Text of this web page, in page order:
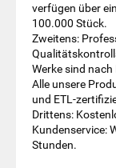
verfügen über
100.000 Stück.
Zweitens:
Werke sind
Alle unsere
und ETL-
Drittens:
Kundenservice:
Stunden.